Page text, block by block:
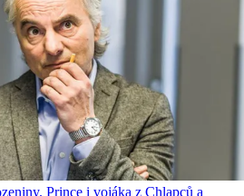
Prince i vojáka z Chlapců a